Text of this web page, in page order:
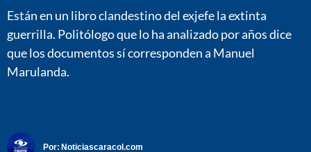
Están en un libro clandestino del exjefe la extinta
guerrilla. Politólogo que lo ha analizado por años dice
que los documentos sí corresponden a Manuel
Marulanda.
Por: Noticiascaracol.com